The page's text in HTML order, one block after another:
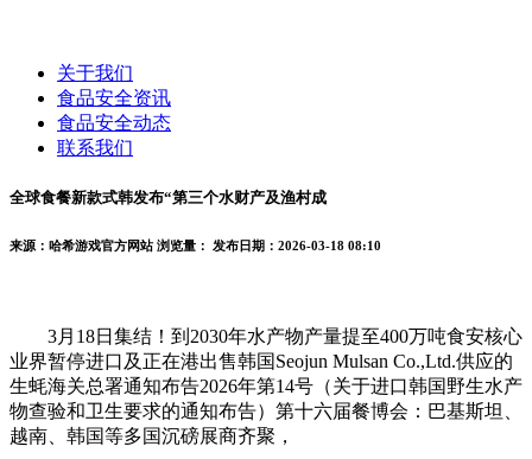
关于我们
食品安全资讯
食品安全动态
联系我们
全球食餐新款式韩发布“第三个水财产及渔村成
来源：哈希游戏官方网站 浏览量： 发布日期：2026-03-18 08:10
3月18日集结！到2030年水产物产量提至400万吨食安核心
业界暂停进口及正在港出售韩国Seojun Mulsan Co.,Ltd.供应的
生蚝海关总署通知布告2026年第14号（关于进口韩国野生水产
物查验和卫生要求的通知布告）第十六届餐博会：巴基斯坦、
越南、韩国等多国沉磅展商齐聚，